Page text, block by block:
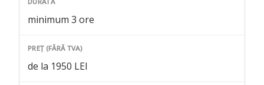
minimum 3 ore
de la 1950 LEI